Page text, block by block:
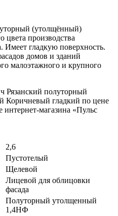
(утолщённый)
цвета производства
Имеет гладкую поверхность.
домов и зданий
малоэтажного и крупного
Рязанский полуторный
гладкий по цене
интернет-магазина «Пульс
2,6
Пустотелый
Щелевой
Лицевой для облицовки
фасада
Полуторный утолщенный
1,4НФ